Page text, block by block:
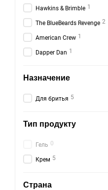
Hawkins & Brimble 1
The BlueBeards Revenge 2
American Crew 1
Dapper Dan 1
Назначение
Для бритья 5
Тип продукту
Гель 0
Крем 5
Страна